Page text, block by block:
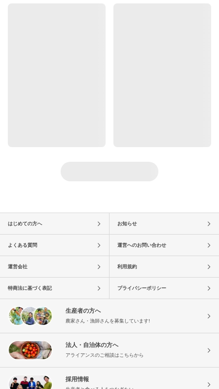
はじめての方へ お知らせ
よくある質問 運営へのお問い合わせ
運営会社 利用規約
特商法に基づく表記 プライバシーポリシー
生産者の方へ
農家さん・漁師さんを募集しています!
法人・自治体の方へ
アライアンスのご相談はこちらから
採用情報